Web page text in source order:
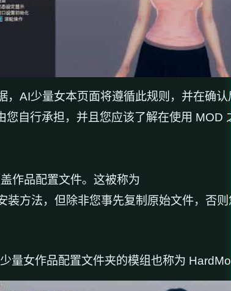
，AI少量女本页面将遵循此规则，并在确
您自行承担，并且您应该了解在使用
作品配置文件。这被称为
装方法，但除非您事先复制原始文件，否
量女作品配置文件夹的模组也称为